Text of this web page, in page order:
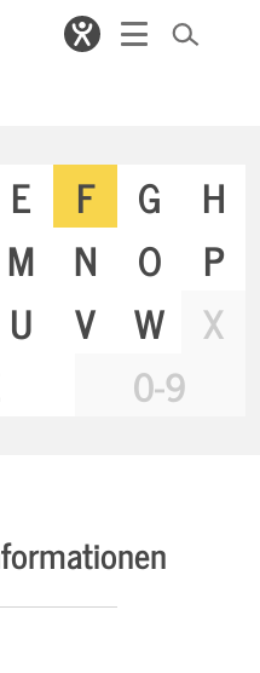
E F G
H
M N O
P
U V W
X
0-9